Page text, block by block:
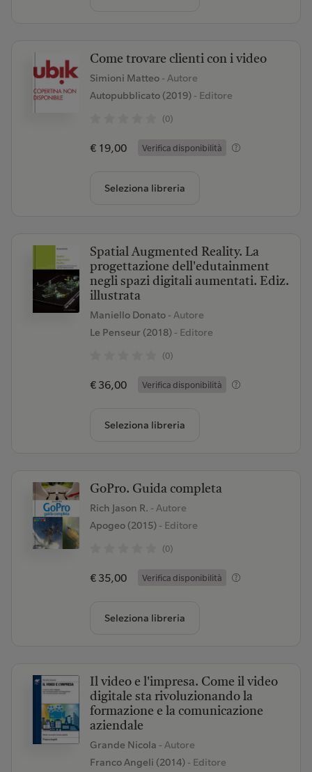
Come trovare clienti con i video
Simioni Matteo - Autore
Autopubblicato (2019)- Editore
(0)
€ 19,00 Verifica disponibilità
Seleziona libreria
Spatial Augmented Reality. La
progettazione dell'edutainment
negli spazi digitali aumentati. Ediz.
illustrata
Maniello Donato - Autore
Le Penseur (2018)- Editore
(0)
€ 36,00 Verifica disponibilità
Seleziona libreria
GoPro. Guida completa
Rich Jason R. - Autore
Apogeo (2015)- Editore
(0)
€ 35,00 Verifica disponibilità
Seleziona libreria
Il video e l'impresa. Come il video
digitale sta rivoluzionando la
formazione e la comunicazione
aziendale
Grande Nicola - Autore
Franco Angeli (2014)- Editore